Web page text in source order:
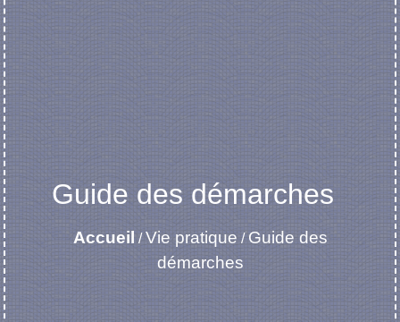
Guide des démarches
Accueil /Vie pratique / Guide des
démarches